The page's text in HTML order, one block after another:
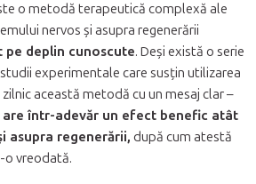
o metodă terapeutică complexă ale
nervos și asupra regenerării
pe deplin cunoscute. Deși există o serie
experimentale care susțin utilizarea
această metodă cu un mesaj clar –
într-adevăr un efect benefic atât
asupra regenerării, după cum atestă
o vreodată.